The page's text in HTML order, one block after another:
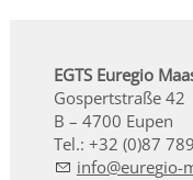
EGTS Euregio
Gospertstraße 42
B – 4700 Eupen
Tel.: +32 (0)87
nf
r g -